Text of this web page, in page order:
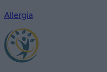
Allergia